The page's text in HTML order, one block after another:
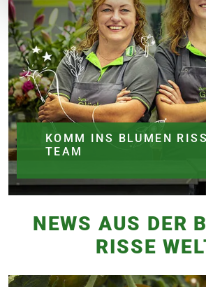
KOMM INS BLUMEN
TEAM
NEWS AUS DER
RISSE